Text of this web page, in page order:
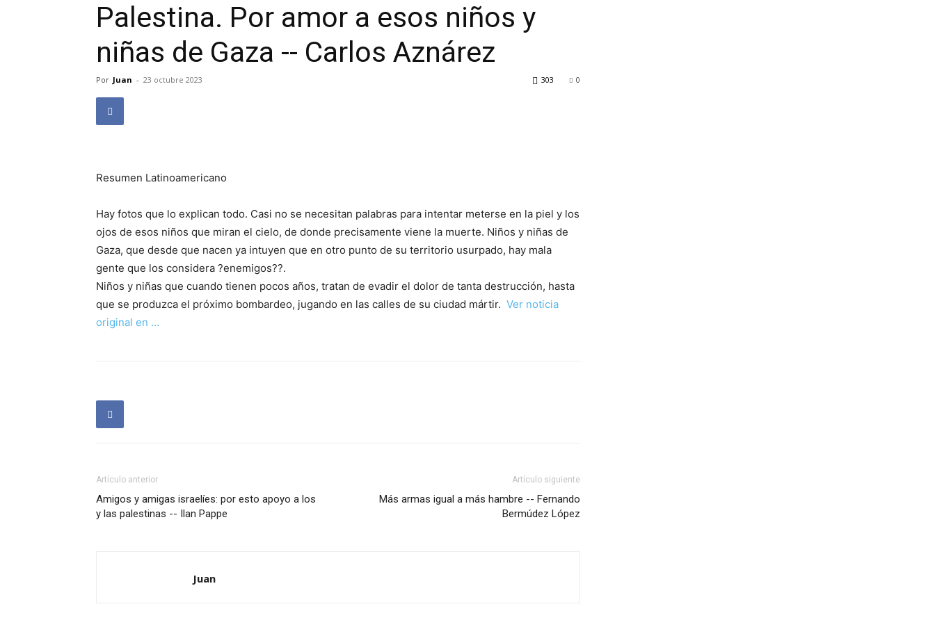
Palestina. Por amor a esos niños y
niñas de Gaza -- Carlos Aznárez
Por Juan - 23 octubre 2023 0
303
Resumen Latinoamericano
Hay fotos que lo explican todo. Casi no se necesitan palabras para intentar meterse en la piel y los
ojos de esos niños que miran el cielo, de donde precisamente viene la muerte. Niños y niñas de
Gaza, que desde que nacen ya intuyen que en otro punto de su territorio usurpado, hay mala
gente que los considera ?enemigos??.
Niños y niñas que cuando tienen pocos años, tratan de evadir el dolor de tanta destrucción, hasta
que se produzca el próximo bombardeo, jugando en las calles de su ciudad mártir. Ver noticia
original en …
Artículo anterior
Amigos y amigas israelíes: por esto apoyo a los
y las palestinas -- Ilan Pappe
Artículo siguiente
Más armas igual a más hambre -- Fernando
Bermúdez López
Juan